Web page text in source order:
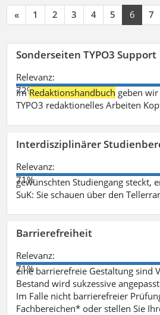
« 1 2 3 4 5 6 7
Sonderseiten TYPO3 Support
Relevanz:
72%
ImRedaktionshandbuch geben
TYPO3 redaktionelles Arbeiten
Interdisziplinärer
Relevanz:
71%
gewünschten Studiengang
SuK: Sie schauen über den
Barrierefreiheit
Relevanz:
71%
eine barrierefreie Gestaltung sind
Bestand wird sukzessive
Im Falle nicht barrierefreier
Fachbereichen* oder stellen Sie